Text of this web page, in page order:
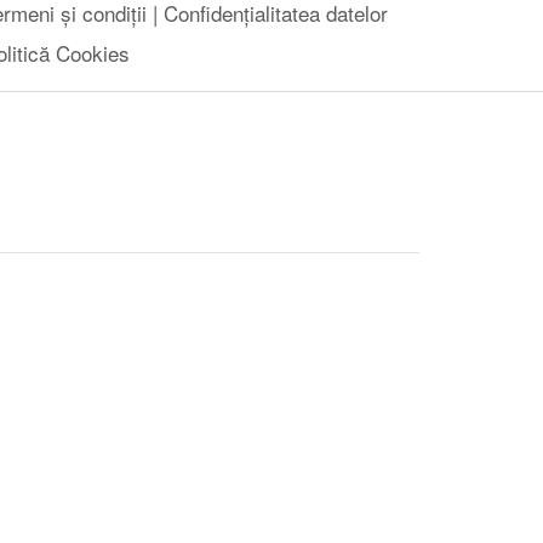
și condiții | Confidențialitatea datelor
Cookies